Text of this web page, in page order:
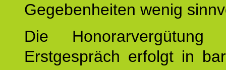
Gegebenheiten wenig
Die
Erstgespräch erfolgt in